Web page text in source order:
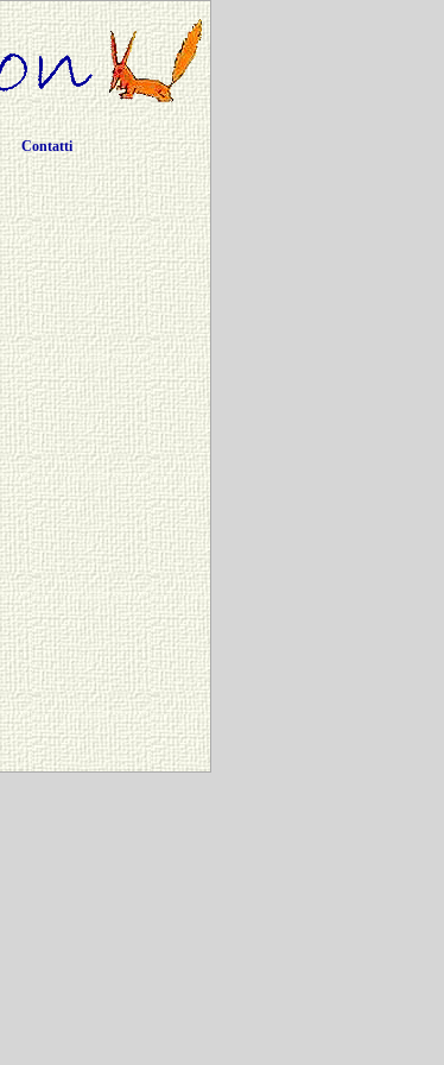
Contatti